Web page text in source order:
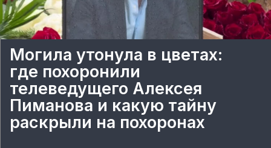
Могила утонула в цветах:
где похоронили
телеведущего Алексея
Пиманова и какую тайну
раскрыли на похоронах